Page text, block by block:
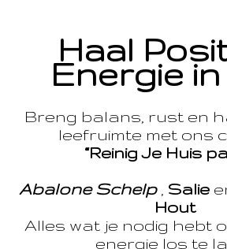
Haal
Energie
Breng balans, rust en
leefruimte met ons
“Reinig Je Huis
Abalone Schelp, Salie
Hout
Alles wat je nodig hebt
energie los te